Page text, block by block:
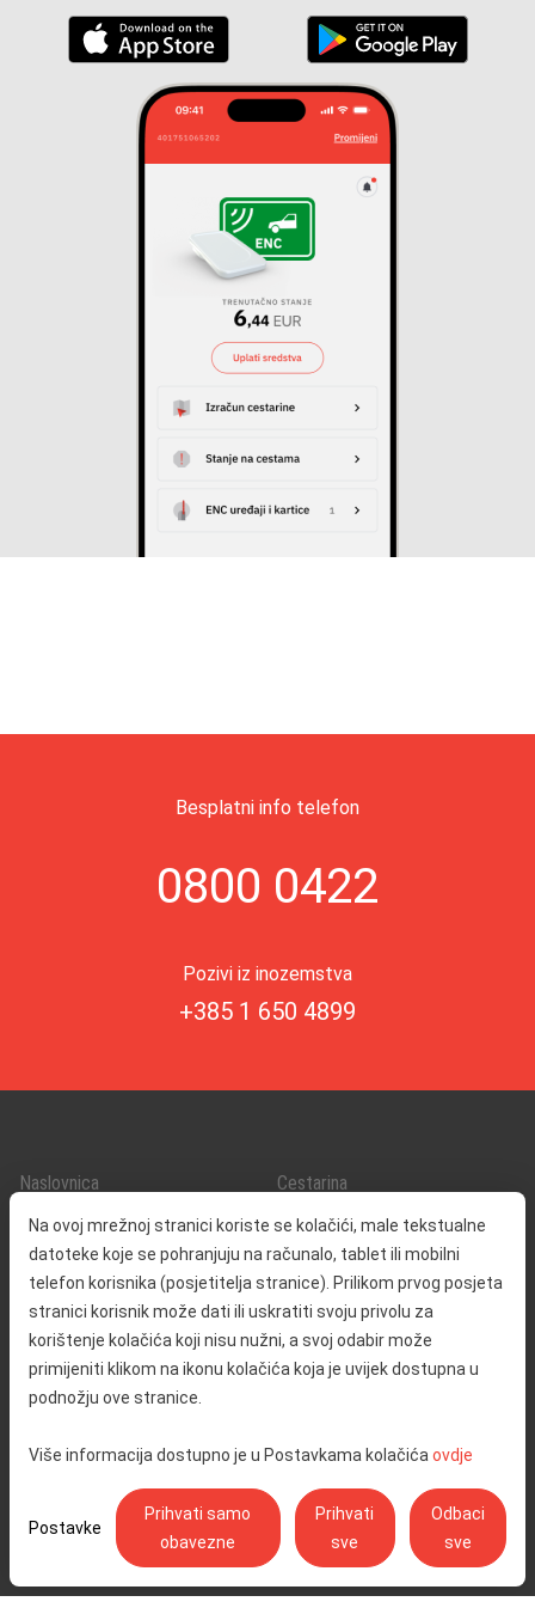
Na ovoj mrežnoj stranici koriste se kolačići, male tekstualne
datoteke koje se pohranjuju na računalo, tablet ili mobilni
telefon korisnika (posjetitelja stranice). Prilikom prvog posjeta
stranici korisnik može dati ili uskratiti svoju privolu za
korištenje kolačića koji nisu nužni, a svoj odabir može
primijeniti klikom na ikonu kolačića koja je uvijek dostupna u
podnožju ove stranice.
Više informacija dostupno je u Postavkama kolačića ovdje
Postavke
Prihvati samo
obavezne
Prihvati
sve
Odbaci
sve
Besplatni info telefon
0800 0422
Pozivi iz inozemstva
+385 1 650 4899
Naslovnica
O nama
Kontakt
Cestarina
Promet i sigurnost
Servisne informacije
Reklamacija
Javna nabava
Odnosi s javnošću
Izjava o pristupačnosti
Postavke kolačića